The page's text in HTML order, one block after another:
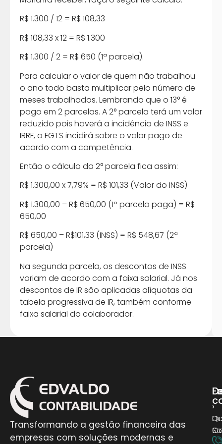
R$ 1.300 / 12 = R$ 108,33
R$ 108,33 x 12 = R$ 1.300
R$ 1.300 / 2 = R$ 650 (1ª parcela).
Para calcular o valor de quem não trabalhou
o ano todo basta multiplicar pelo número de
meses trabalhados. Lembrando que o 13° é
pago em 2 parcelas. A 2° parcela terá um valor
reduzido pois haverá a incidência de INSS e
IRRF, o FGTS incidirá sobre o valor pago de
acordo com a competência.
Então o cálculo da 2° parcela fica assim:
R$ 1.300,00 x 7,79% = R$ 101,33 (Valor do INSS)
R$ 1.300,00 – R$ 650,00 (1º parcela paga) = R$
650,00
R$ 650,00 – R$101,33 (INSS) = R$ 548,67 (2ª
parcela)
Na segunda parcela, os descontos de INSS
variam de acordo com a faixa salarial. Já nos
descontos de IR são aplicadas alíquotas da
tabela progressiva de IR, também conforme
faixa salarial do colaborador.
Transformando a gestão financeira das
empresas com soluções modernas e
››